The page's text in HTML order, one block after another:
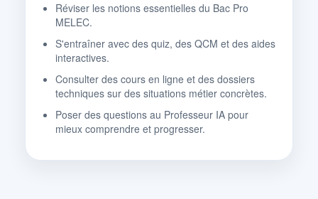
Réviser les notions essentielles du Bac Pro
MELEC.
S'entraîner avec des quiz, des QCM et des aides
interactives.
Consulter des cours en ligne et des dossiers
techniques sur des situations métier concrètes.
Poser des questions au Professeur IA pour
mieux comprendre et progresser.